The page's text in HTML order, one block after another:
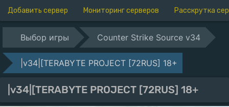
Добавить сервер Мониторинг серверов Расскрутка
Выбор игры Counter Strike Source v34
|v34|[TERABYTE PROJECT [72RUS] 18+
|v34|[TERABYTE PROJECT [72RUS] 18+